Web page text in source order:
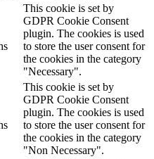
This cookie is set by
GDPR Cookie Consent
plugin. The cookies is used
to store the user consent for
the cookies in the category
"Necessary".
This cookie is set by
GDPR Cookie Consent
plugin. The cookies is used
to store the user consent for
the cookies in the category
"Non Necessary".